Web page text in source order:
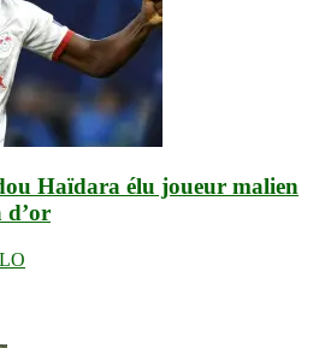
Haïdara élu joueur malien
d’or